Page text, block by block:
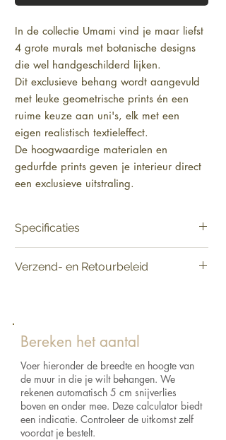
In de collectie Umami vind je maar liefst
4 grote murals met botanische designs
die wel handgeschilderd lijken.
Dit exclusieve behang wordt aangevuld
met leuke geometrische prints én een
ruime keuze aan uni's, elk met een
eigen realistisch textieleffect.
De hoogwaardige materialen en
gedurfde prints geven je interieur direct
een exclusieve uitstraling.
interieur.
Specificaties
Product:Verkoop per rol
goede kwaliteit
Hoe verlijmen:
Muur inlijmen
Lichtbestendigheid:Goed lichtbestendig
Hoe verwijderen:Volledig droog
verwijderbaar
Onderhoud:Afwasbaar
Verzend- en Retourbeleid
retourbeleid voor de retourvoorwaarden.
Bereken het aantal
Voer hieronder de breedte en hoogte van
de muur in die je wilt behangen. We
rekenen automatisch 5 cm snijverlies
boven en onder mee. Deze calculator biedt
een indicatie. Controleer de uitkomst zelf
voordat je bestelt.